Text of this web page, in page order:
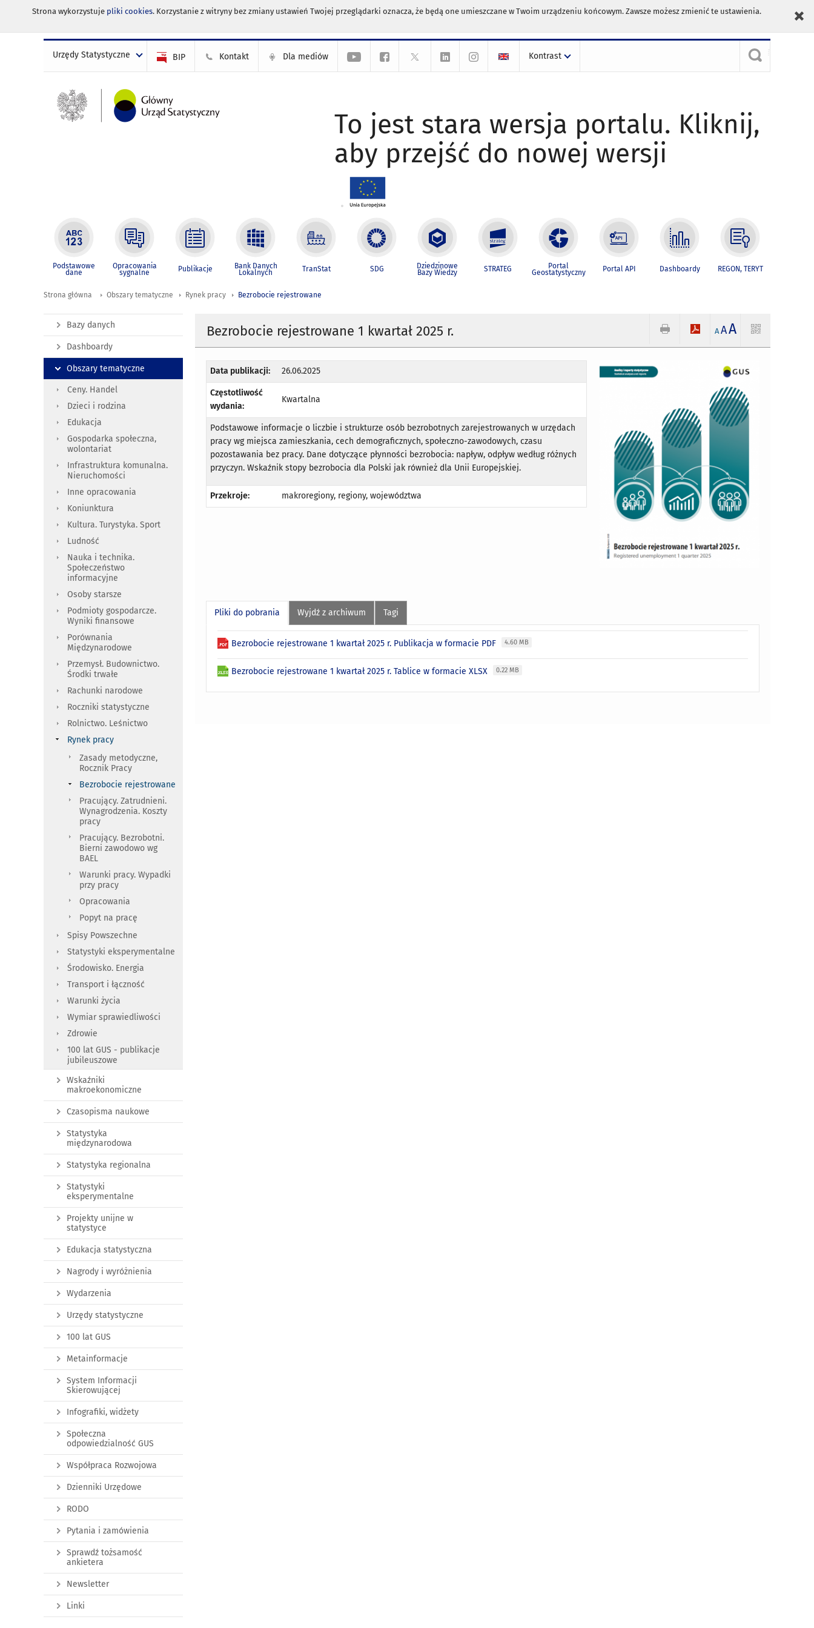
Strona wykorzystuje pliki cookies. Korzystanie z witryny bez zmiany ustawień Twojej przeglądarki oznacza, że będą one umieszczane w Twoim urządzeniu końcowym. Zawsze możesz zmienić te ustawienia.
Urzędy Statystyczne BIP Kontakt Dla mediów Kontrast
To jest stara wersja portalu. Kliknij,
aby przejść do nowej wersji
Podstawowe
dane
Opracowania
sygnalne Publikacje Bank Danych
Lokalnych TranStat SDG Dziedzinowe
Bazy Wiedzy STRATEG Portal
Geostatystyczny Portal API Dashboardy REGON, TERYT
Strona główna Obszary tematyczne Rynek pracy Bezrobocie rejestrowane
Bezrobocie rejestrowane 1 kwartał 2025 r. A AA
Data publikacji: 26.06.2025
Częstotliwość
wydania:
Kwartalna
Podstawowe informacje o liczbie i strukturze osób bezrobotnych zarejestrowanych w urzędach
pracy wg miejsca zamieszkania, cech demograficznych, społeczno-zawodowych, czasu
pozostawania bez pracy. Dane dotyczące płynności bezrobocia: napływ, odpływ według różnych
przyczyn. Wskaźnik stopy bezrobocia dla Polski jak również dla Unii Europejskiej.
Przekroje: makroregiony, regiony, województwa
Pliki do pobrania Wyjdź z archiwum Tagi
Bezrobocie rejestrowane 1 kwartał 2025 r. Publikacja w formacie PDF 4.60 MB
Bezrobocie rejestrowane 1 kwartał 2025 r. Tablice w formacie XLSX 0.22 MB
Bazy danych
Dashboardy
Obszary tematyczne
Ceny. Handel
Dzieci i rodzina
Edukacja
Gospodarka społeczna,
wolontariat
Infrastruktura komunalna.
Nieruchomości
Inne opracowania
Koniunktura
Kultura. Turystyka. Sport
Ludność
Nauka i technika.
Społeczeństwo
informacyjne
Osoby starsze
Podmioty gospodarcze.
Wyniki finansowe
Porównania
Międzynarodowe
Przemysł. Budownictwo.
Środki trwałe
Rachunki narodowe
Roczniki statystyczne
Rolnictwo. Leśnictwo
Rynek pracy
Zasady metodyczne,
Rocznik Pracy
Bezrobocie rejestrowane
Pracujący. Zatrudnieni.
Wynagrodzenia. Koszty
pracy
Pracujący. Bezrobotni.
Bierni zawodowo wg
BAEL
Warunki pracy. Wypadki
przy pracy
Opracowania
Popyt na pracę
Spisy Powszechne
Statystyki eksperymentalne
Środowisko. Energia
Transport i łączność
Warunki życia
Wymiar sprawiedliwości
Zdrowie
100 lat GUS - publikacje
jubileuszowe
Wskaźniki
makroekonomiczne
Czasopisma naukowe
Statystyka
międzynarodowa
Statystyka regionalna
Statystyki
eksperymentalne
Projekty unijne w
statystyce
Edukacja statystyczna
Nagrody i wyróżnienia
Wydarzenia
Urzędy statystyczne
100 lat GUS
Metainformacje
System Informacji
Skierowującej
Infografiki, widżety
Społeczna
odpowiedzialność GUS
Współpraca Rozwojowa
Dzienniki Urzędowe
RODO
Pytania i zamówienia
Sprawdź tożsamość
ankietera
Newsletter
Linki